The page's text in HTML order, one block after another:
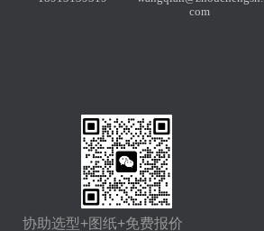
com
协助选型+图纸+免费报价